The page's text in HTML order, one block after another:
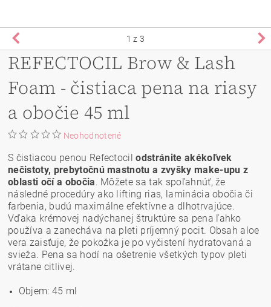
1 z 3
REFECTOCIL Brow & Lash
Foam - čistiaca pena na riasy
a obočie 45 ml
Neohodnotené
S čistiacou penou Refectocilodstránite akékoľvek
nečistoty, prebytočnú mastnotu a zvyšky make-upu z
oblasti očí a obočia. Môžete sa tak spoľahnúť, že
následné procedúry ako lifting rias, laminácia obočia či
farbenia, budú maximálne efektívne a dlhotrvajúce.
Vďaka krémovej nadýchanej štruktúre sa pena ľahko
používa a zanecháva na pleti príjemný pocit. Obsah aloe
vera zaisťuje, že pokožka je po vyčistení hydratovaná a
svieža. Pena sa hodí na ošetrenie všetkých typov pleti
vrátane citlivej.
Objem: 45 ml